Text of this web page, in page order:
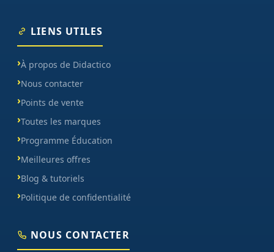
LIENS UTILES
À propos de Didactico
Nous contacter
Points de vente
Toutes les marques
Programme Éducation
Meilleures offres
Blog & tutoriels
Politique de confidentialité
NOUS CONTACTER